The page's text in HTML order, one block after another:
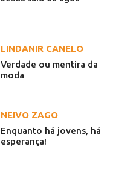
LINDANIR CANELO
Verdade ou mentira da
moda
NEIVO ZAGO
Enquanto há jovens, há
esperança!